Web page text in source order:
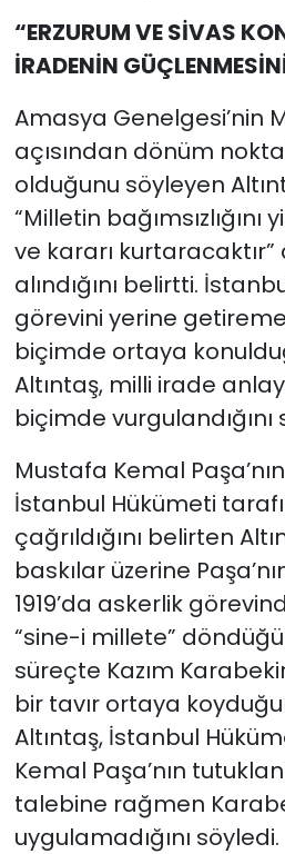
“ERZURUM VE SİVAS
İRADENİN
Amasya Genelgesi’nin
açısından dönüm
olduğunu söyleyen
“Milletin
ve kararı kurtaracaktır”
alındığını belirtti.
görevini yerine
biçimde ortaya
Altıntaş, milli irade
biçimde vurgulandığını
Mustafa Kemal
İstanbul Hükümeti
çağrıldığını belirten
baskılar üzerine
1919’da askerlik
“sine-i millete”
süreçte Kazım
bir tavır ortaya
Altıntaş, İstanbul
Kemal Paşa’nın
talebine rağmen
uygulamadığını söyledi.